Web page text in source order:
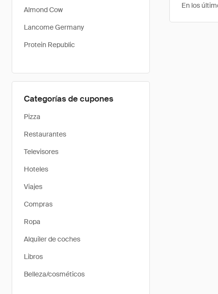
Almond Cow
Lancome Germany
Protein Republic
Categorías de cupones
Pizza
Restaurantes
Televisores
Hoteles
Viajes
Compras
Ropa
Alquiler de coches
Libros
Belleza/cosméticos
En los